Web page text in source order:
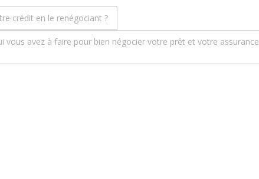
crédit en le renégociant ?
vous avez à faire pour bien négocier votre prêt et votre assurance